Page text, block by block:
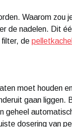
Waarom zou
de nadelen. Dit
de
moet houden
gaan liggen.
geheel
dosering van